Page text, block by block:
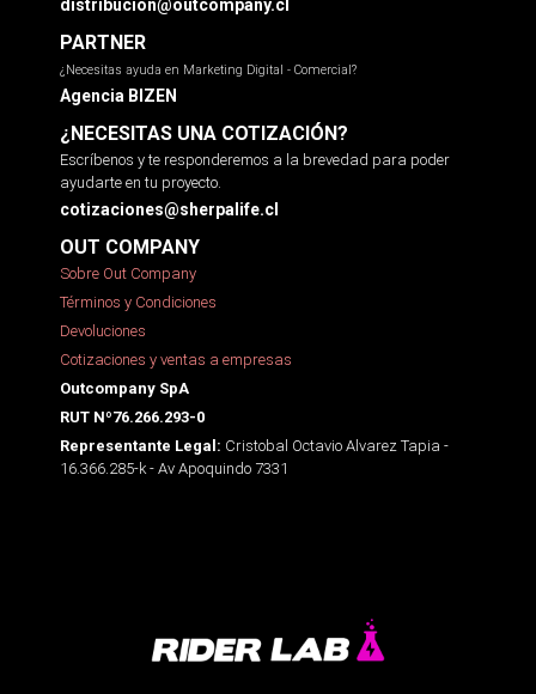
distribucion@outcompany.cl
PARTNER
¿Necesitas ayuda en Marketing Digital - Comercial?
Agencia BIZEN
¿NECESITAS UNA COTIZACIÓN?
Escríbenos y te responderemos a la brevedad para poder
ayudarte en tu proyecto.
cotizaciones@sherpalife.cl
OUT COMPANY
Sobre Out Company
Términos y Condiciones
Devoluciones
Cotizaciones y ventas a empresas
Outcompany SpA
RUT Nº76.266.293-0
Representante Legal: Cristobal Octavio Alvarez Tapia -
16.366.285-k - Av Apoquindo 7331